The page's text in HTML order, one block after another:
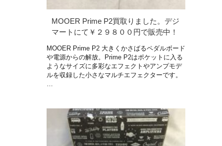
MOOER Prime P2買取りました。デジ
マートにて￥２９８００円で販売中！
MOOER Prime P2 大きくかさばるペダルボード
や電源からの解放。Prime P2はポケットに入る
ようなサイズに多彩なエフェクトやアンプモデ
ルを収録した小さなマルチエフェクターです。